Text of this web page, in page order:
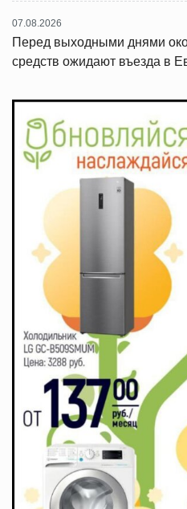
07.08.2026
Перед выходными днями
средств ожидают въезда в